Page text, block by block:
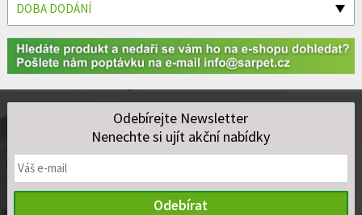
DOBA DODÁNÍ
Odebírejte Newsletter
Nenechte si ujít akční nabídky
Odebírat